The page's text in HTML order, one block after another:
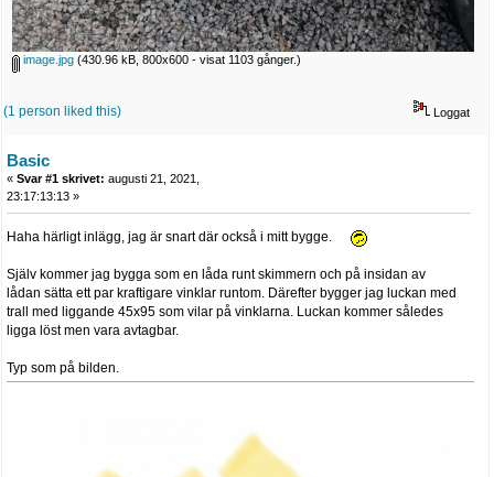
image.jpg (430.96 kB, 800x600 - visat 1103 gånger.)
Loggat
(1 person liked this)
Basic
« Svar #1 skrivet: augusti 21, 2021,
23:17:13:13 »
Haha härligt inlägg, jag är snart där också i mitt bygge.
Själv kommer jag bygga som en låda runt skimmern och på insidan av
lådan sätta ett par kraftigare vinklar runtom. Därefter bygger jag luckan med
trall med liggande 45x95 som vilar på vinklarna. Luckan kommer således
ligga löst men vara avtagbar.
Typ som på bilden.